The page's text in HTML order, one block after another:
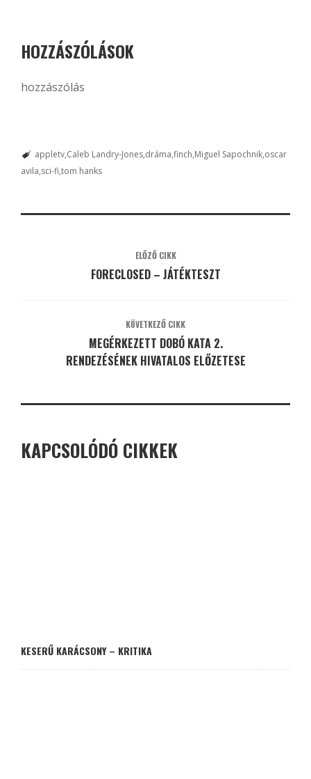
HOZZÁSZÓLÁSOK
hozzászólás
appletv Caleb Landry-Jones dráma finch Miguel Sapochnik oscar
avila sci-fi tom hanks
ELŐZŐ CIKK
FORECLOSED – JÁTÉKTESZT
KÖVETKEZŐ CIKK
MEGÉRKEZETT DOBÓ KATA 2.
RENDEZÉSÉNEK HIVATALOS ELŐZETESE
KAPCSOLÓDÓ CIKKEK
KESERŰ KARÁCSONY – KRITIKA